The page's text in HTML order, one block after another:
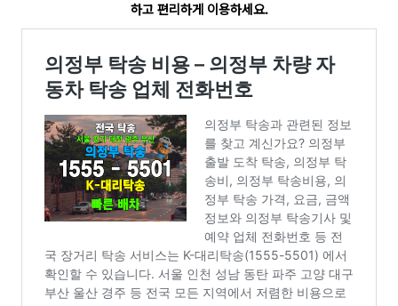
하고 편리하게 이용하세요.